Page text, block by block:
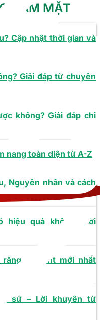
HÀM MẶT
Cập nhật thời gian và
Giải đáp từ chuyên
không? Giải đáp chi
nang toàn diện từ A-Z
Nguyên nhân và cách
hiệu quả không? Lời
Implant mới nhất
sứ – Lời khuyên từ